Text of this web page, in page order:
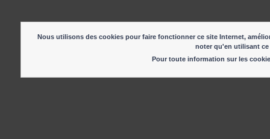
Nous utilisons des cookies pour faire fonctionner ce site Internet,
noter qu'en utilisant
Pour toute information sur les